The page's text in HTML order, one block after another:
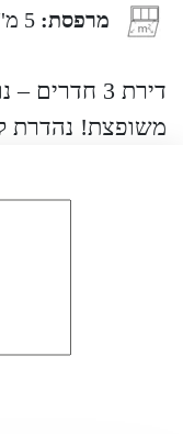
מרפסת: 5 מ"ר
דירת 3 חדרים – נוף ים מהמרפסת
משופצת! נהדרת